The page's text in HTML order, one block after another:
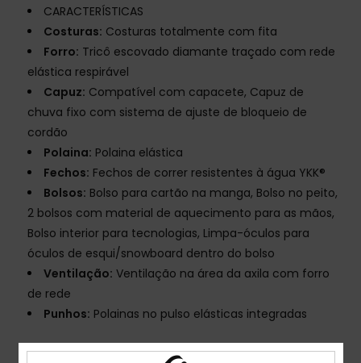
CARACTERÍSTICAS
Costuras: Costuras totalmente com fita
Forro: Tricô escovado diamante traçado com rede
elástica respirável
Capuz: Compatível com capacete, Capuz de
chuva fixo com sistema de ajuste de bloqueio de
cordão
Polaina: Polaina elástica
Fechos: Fechos de correr resistentes à água YKK®
Bolsos: Bolso para cartão na manga, Bolso no peito,
2 bolsos com material de aquecimento para as mãos,
Bolso interior para tecnologias, Limpa-óculos para
óculos de esqui/snowboard dentro do bolso
Ventilação: Ventilação na área da axila com forro
de rede
Punhos: Polainas no pulso elásticas integradas
Composição[Tecido principal] 100% poliéster reciclado